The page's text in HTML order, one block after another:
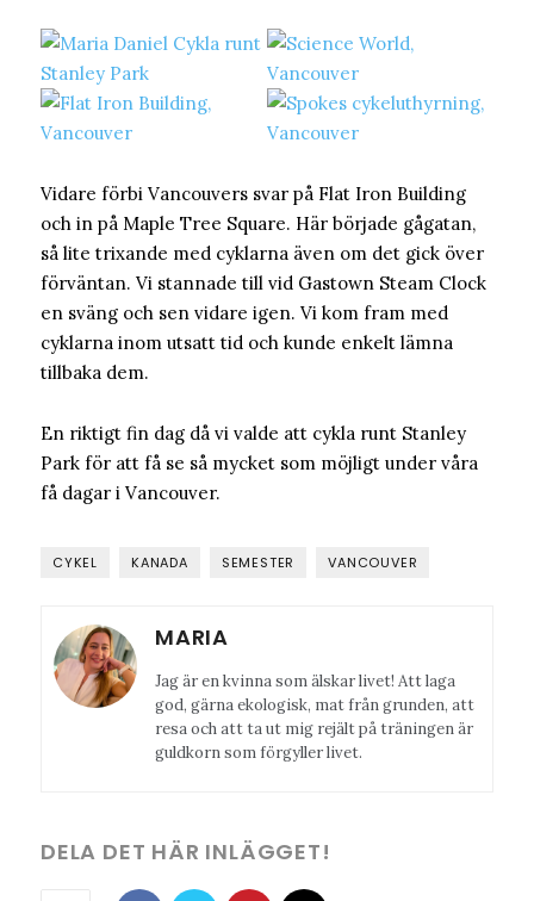
Vidare förbi Vancouvers svar på Flat Iron Building
och in på Maple Tree Square. Här började gågatan,
så lite trixande med cyklarna även om det gick över
förväntan. Vi stannade till vid Gastown Steam Clock
en sväng och sen vidare igen. Vi kom fram med
cyklarna inom utsatt tid och kunde enkelt lämna
tillbaka dem.
En riktigt fin dag då vi valde att cykla runt Stanley
Park för att få se så mycket som möjligt under våra
få dagar i Vancouver.
CYKEL KANADA SEMESTER VANCOUVER
MARIA
Jag är en kvinna som älskar livet! Att laga
god, gärna ekologisk, mat från grunden, att
resa och att ta ut mig rejält på träningen är
guldkorn som förgyller livet.
DELA DET HÄR INLÄGGET!